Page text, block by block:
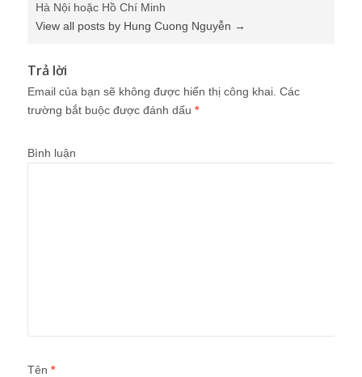
Hà Nội hoặc Hồ Chí Minh
View all posts by Hung Cuong Nguyễn →
Trả lời
Email của bạn sẽ không được hiển thị công khai. Các
trường bắt buộc được đánh dấu *
Bình luận
Tên *